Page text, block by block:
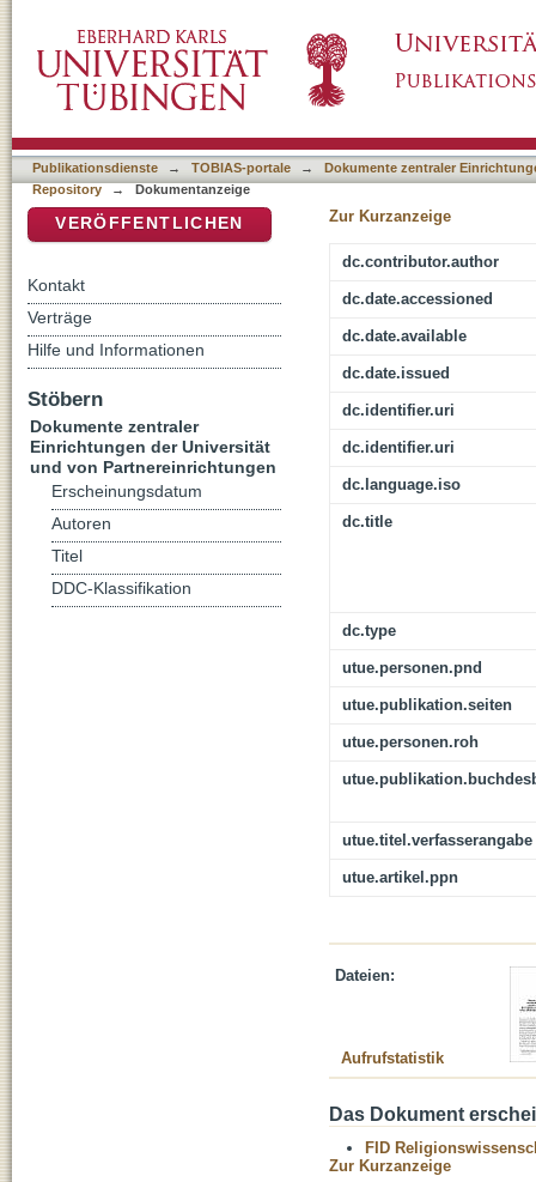
Politisierung von Hinduismus (Indien),
Publikationsdienste → TOBIAS-portale →
Dokumente zentraler
Repository
→ Dokumentanzeige
Zur Kurzanzeige
dc.contributor.author
dc.date.accessioned
dc.date.available
dc.date.issued
dc.identifier.uri
dc.identifier.uri
dc.language.iso
dc.title
dc.type
utue.personen.pnd
utue.publikation.seiten
utue.personen.roh
utue.titel.verfasserangabe
utue.artikel.ppn
Dateien:
Aufrufstatistik
Das Dokument
FID
Zur Kurzanzeige
VERÖFFENTLICHEN
Kontakt
Verträge
Hilfe und Informationen
Stöbern
Dokumente zentraler
Einrichtungen der Universität
und von Partnereinrichtungen
Erscheinungsdatum
Autoren
Titel
DDC-Klassifikation